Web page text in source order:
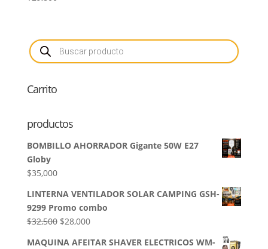
Búsqueda
de
productos
Carrito
productos
BOMBILLO AHORRADOR Gigante 50W E27
Globy
$35,000
LINTERNA VENTILADOR SOLAR CAMPING GSH-
9299 Promo combo
$32,500 El
$28,000El
MAQUINA AFEITAR SHAVER ELECTRICOS WM-